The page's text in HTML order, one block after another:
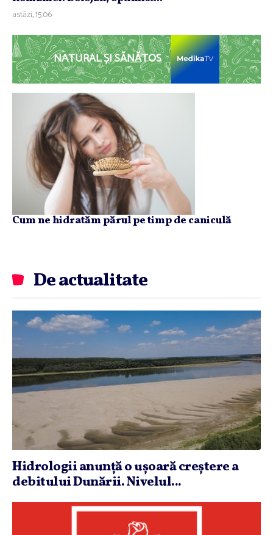
astăzi, 15:06
NATURAL ȘI SĂNĂTOS
Cum ne hidratăm părul pe timp de caniculă
De actualitate
Hidrologii anunţă o uşoară creştere a
debitului Dunării. Nivelul...